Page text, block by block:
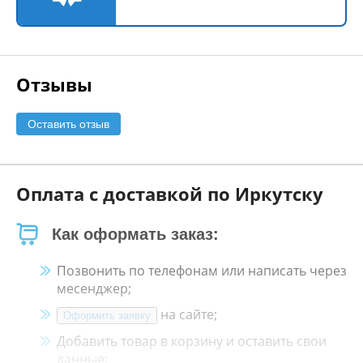
Отзывы
Оставить отзыв
Оплата с доставкой по Иркутску
Как оформать заказ:
Позвонить по телефонам или написать через
месенджер;
Оформить заявку
на сайте;
Добавить товар в корзину и оставить свои
данные;